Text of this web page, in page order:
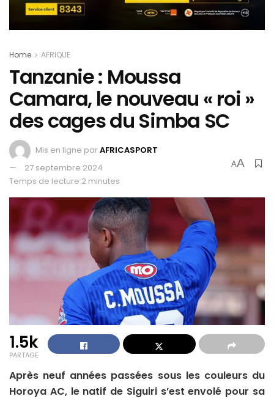
Home AFRIQUE
Tanzanie : Moussa
Camara, le nouveau « roi »
des cages du Simba SC
Mis en ligne parAFRICASPORT
27 septembre 2024
Temps de lecture:2 minutes
AA
1.5k
PARTAGE
Après neuf années passées sous les couleurs du
Horoya AC, le natif de Siguiri s’est envolé pour sa